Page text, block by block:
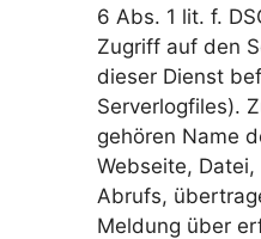
6 Abs. 1 lit. f.
Zugriff auf den
dieser Dienst
Serverlogfiles).
gehören Name
Webseite,
Abrufs,
Meldung über